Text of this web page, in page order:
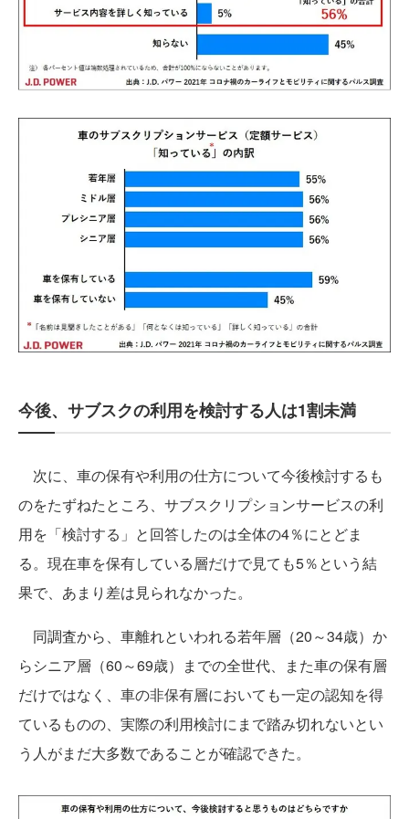
今後、サブスクの利用を検討する人は1割未満
次に、車の保有や利用の仕方について今後検討するも
のをたずねたところ、サブスクリプションサービスの利
用を「検討する」と回答したのは全体の4％にとどま
る。現在車を保有している層だけで見ても5％という結
果で、あまり差は見られなかった。
同調査から、車離れといわれる若年層（20～34歳）か
らシニア層（60～69歳）までの全世代、また車の保有層
だけではなく、車の非保有層においても一定の認知を得
ているものの、実際の利用検討にまで踏み切れないとい
う人がまだ大多数であることが確認できた。